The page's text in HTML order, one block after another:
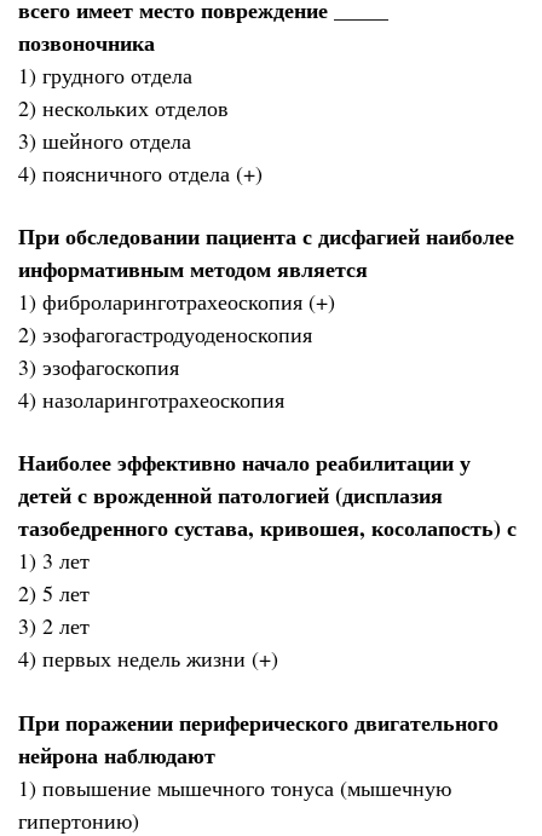
всего имеет место повреждение _____
позвоночника
1) грудного отдела
2) нескольких отделов
3) шейного отдела
4) поясничного отдела (+)
При обследовании пациента с дисфагией наиболее
информативным методом является
1) фиброларинготрахеоскопия (+)
2) эзофагогастродуоденоскопия
3) эзофагоскопия
4) назоларинготрахеоскопия
Наиболее эффективно начало реабилитации у
детей с врожденной патологией (дисплазия
тазобедренного сустава, кривошея, косолапость) с
1) 3 лет
2) 5 лет
3) 2 лет
4) первых недель жизни (+)
При поражении периферического двигательного
нейрона наблюдают
1) повышение мышечного тонуса (мышечную
гипертонию)